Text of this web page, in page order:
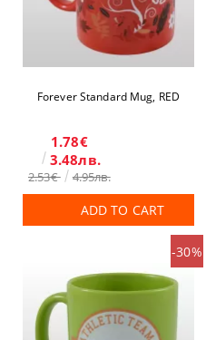
Forever Standard Mug, RED
1.78€
3.48лв.
2.53€ 4.95лв.
ADD TO CART
-30%